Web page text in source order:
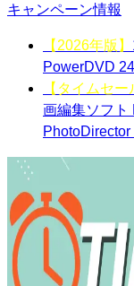
キャンペーン情報
【2026年版】
PowerDVD 24
【タイムセー
画編集ソフト